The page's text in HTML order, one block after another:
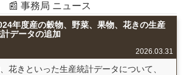
📰 事務局 ニュース
年度産の穀物、野菜、果物、花きの生産
データの追加
2026.03.31
花きといった生産統計データについて、